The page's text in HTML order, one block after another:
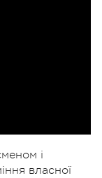
і
власної